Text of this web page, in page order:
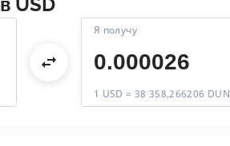
в USD
Я получу
1 USD = 38 358,266206 DUN